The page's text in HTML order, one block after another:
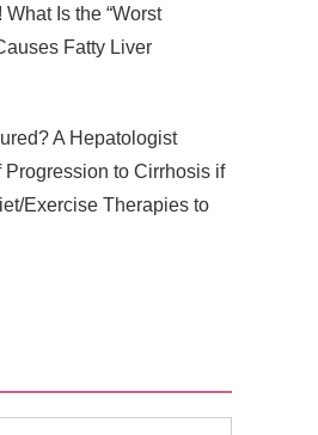
Is the “Worst
Fatty Liver
A Hepatologist
to Cirrhosis if
Exercise Therapies to